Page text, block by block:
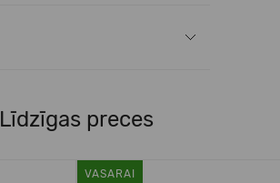
Līdzīgas preces
VASARAI